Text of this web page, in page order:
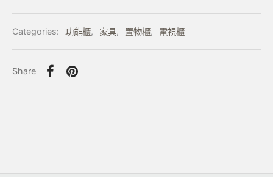
Categories: 功能櫃, 家具, 置物櫃, 電視櫃
Share